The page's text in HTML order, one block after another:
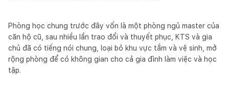
Phòng học chung trước đây vốn là một phòng ngủ master của
căn hộ cũ, sau nhiều lần trao đổi và thuyết phục, KTS và gia
chủ đã có tiếng nói chung, loại bỏ khu vực tắm và vệ sinh, mở
rộng phòng để có không gian cho cả gia đình làm việc và học
tập.